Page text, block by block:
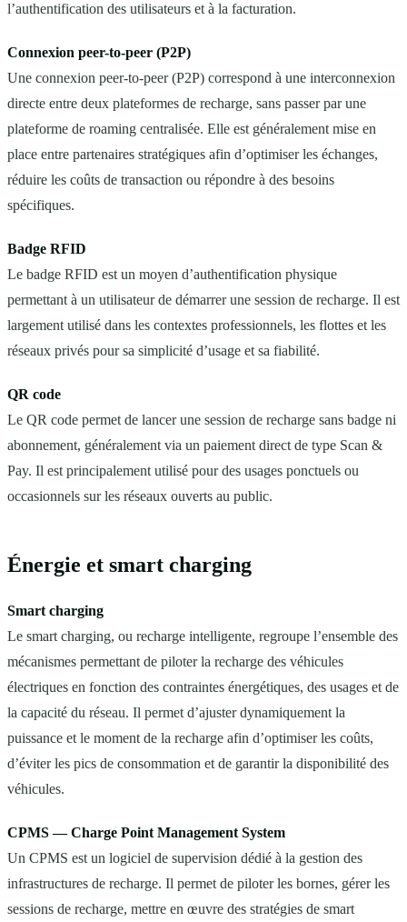
l’authentification des utilisateurs et à la facturation.
Connexion peer-to-peer (P2P)
Une connexion peer-to-peer (P2P) correspond à une interconnexion
directe entre deux plateformes de recharge, sans passer par une
plateforme de roaming centralisée. Elle est généralement mise en
place entre partenaires stratégiques afin d’optimiser les échanges,
réduire les coûts de transaction ou répondre à des besoins
spécifiques.
Badge RFID
Le badge RFID est un moyen d’authentification physique
permettant à un utilisateur de démarrer une session de recharge. Il est
largement utilisé dans les contextes professionnels, les flottes et les
réseaux privés pour sa simplicité d’usage et sa fiabilité.
QR code
Le QR code permet de lancer une session de recharge sans badge ni
abonnement, généralement via un paiement direct de type Scan &
Pay. Il est principalement utilisé pour des usages ponctuels ou
occasionnels sur les réseaux ouverts au public.
Énergie et smart charging
Smart charging
Le smart charging, ou recharge intelligente, regroupe l’ensemble des
mécanismes permettant de piloter la recharge des véhicules
électriques en fonction des contraintes énergétiques, des usages et de
la capacité du réseau. Il permet d’ajuster dynamiquement la
puissance et le moment de la recharge afin d’optimiser les coûts,
d’éviter les pics de consommation et de garantir la disponibilité des
véhicules.
CPMS — Charge Point Management System
Un CPMS est un logiciel de supervision dédié à la gestion des
infrastructures de recharge. Il permet de piloter les bornes, gérer les
sessions de recharge, mettre en œuvre des stratégies de smart